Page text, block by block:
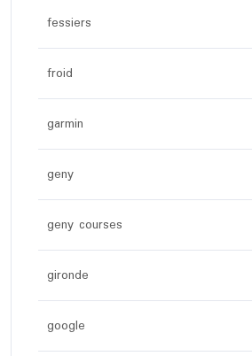
fessiers
froid
garmin
geny
geny courses
gironde
google